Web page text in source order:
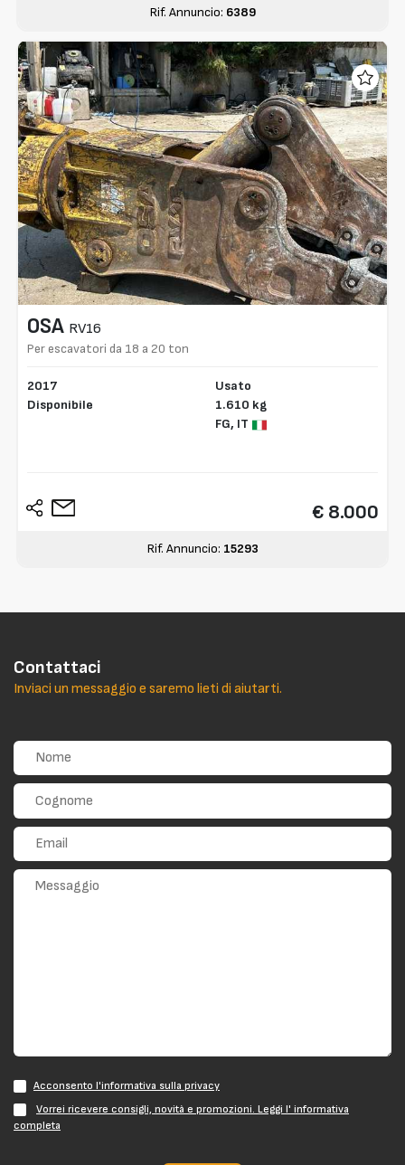
Rif. Annuncio: 6389
OSA RV16
Per escavatori da 18 a 20 ton
2017
Disponibile
Usato
1.610 kg
FG, IT
€ 8.000
Rif. Annuncio: 15293
Contattaci
Inviaci un messaggio e saremo lieti di aiutarti.
Acconsento l'informativa sulla privacy
Vorrei ricevere consigli, novità e promozioni. Leggi l' informativa
completa